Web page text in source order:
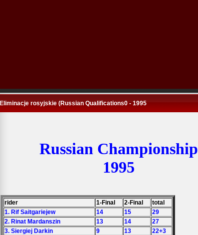
Eliminacje rosyjskie (Russian Qualifications0 - 1995
Russian Championship
1995
rider 1-Final 2-Final
total
1. Rif Saitgariejew
14 15
29
2. Rinat Mardanszin
13 14
27
3. Siergiej Darkin
9 13
22+3